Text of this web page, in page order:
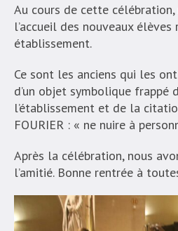
Au cours de cette célébration,
l’accueil des nouveaux
établissement.
Ce sont les anciens qui les
d’un objet symbolique frappé
l’établissement et de la
FOURIER : « ne nuire à
Après la célébration, nous
l’amitié. Bonne rentrée à